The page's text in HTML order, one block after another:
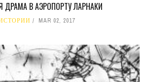
ДРАМА В АЭРОПОРТУ ЛАРНАКИ
MAR 02, 2017